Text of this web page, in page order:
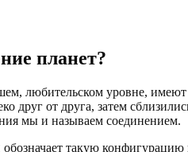
планет?
любительском уровне, имеют
друг от друга, затем
мы и называем соединением.
такую конфигурацию